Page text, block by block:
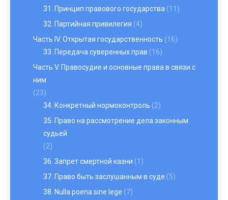
31. Принцип правового государства (11)
32. Партийная привилегия (4)
Часть IV. Открытая государственность (16)
33. Передача суверенных прав (16)
Часть V. Правосудие и основные права в связи с
ним
(23)
34. Конкретный нормоконтроль (2)
35. Право на рассмотрение дела законным
судьей
(2)
36. Запрет смертной казни (1)
37. Право быть заслушанным в суде (5)
38. Nulla poena sine lege (7)